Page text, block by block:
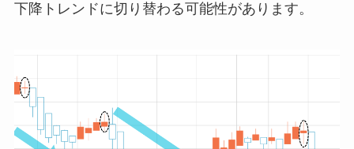
下降トレンドに切り替わる可能性があります。